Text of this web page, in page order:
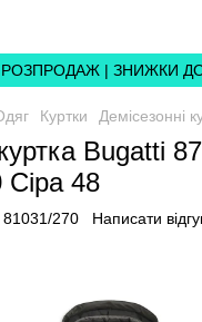
РОЗПРОДАЖ | ЗНИЖКИ
Куртки Демісезонні
Bugatti
Сіра 48
270 Написати